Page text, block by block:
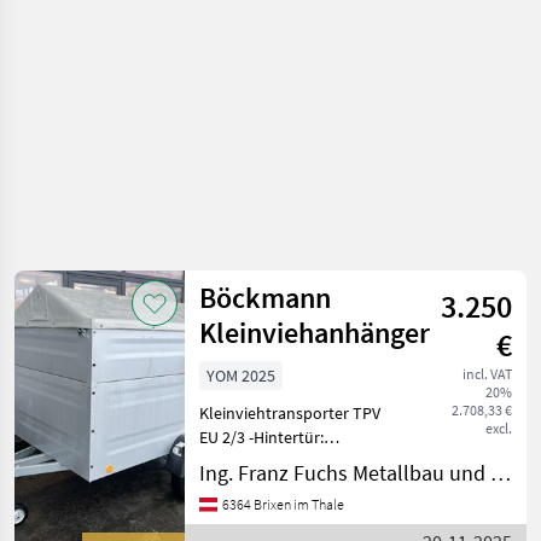
Böckmann
Kleinviehanhänger
3.250
€
incl. VAT
20%
2.708,33 €
excl.
YOM 2025
Kleinviehtransporter TPV
EU 2/3 -Hintertür:
Flügeltürkombination -
Gesamtgewicht: 750kg -
Nutzlast: 460kg - Kaste
Ing. Franz Fuchs Metallbau und Landtechnik GmbH & CoKG
6364 Brixen im Thale